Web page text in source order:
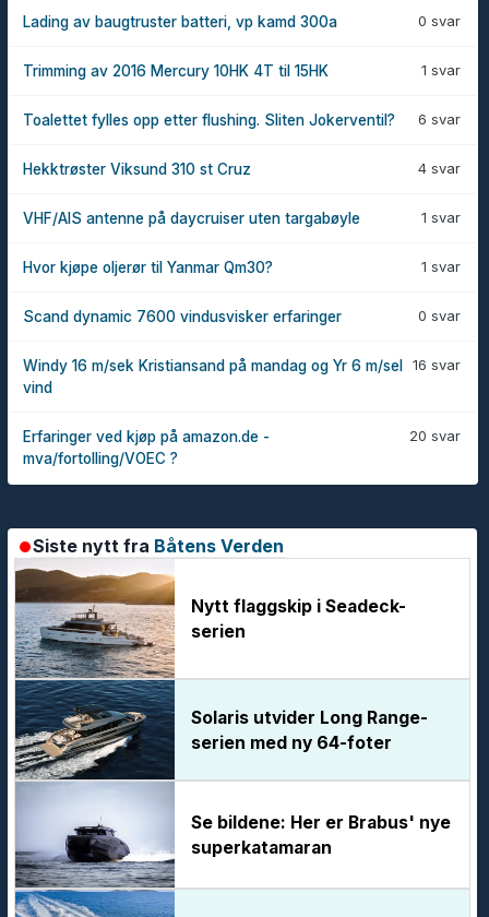
0 svar
Lading av baugtruster batteri, vp kamd 300a
1 svar
Trimming av 2016 Mercury 10HK 4T til 15HK
6 svar
Toalettet fylles opp etter flushing. Sliten Jokerventil?
4 svar
Hekktrøster Viksund 310 st Cruz
1 svar
VHF/AIS antenne på daycruiser uten targabøyle
1 svar
Hvor kjøpe oljerør til Yanmar Qm30?
0 svar
Scand dynamic 7600 vindusvisker erfaringer
16 svar
Windy 16 m/sek Kristiansand på mandag og Yr 6 m/sel
vind
20 svar
Erfaringer ved kjøp på amazon.de -
mva/fortolling/VOEC ?
Siste nytt fra Båtens Verden
Nytt flaggskip i Seadeck-
serien
Solaris utvider Long Range-
serien med ny 64-foter
Se bildene: Her er Brabus' nye
superkatamaran